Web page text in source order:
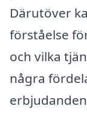
Därutöver
förståelse
och vilka
några